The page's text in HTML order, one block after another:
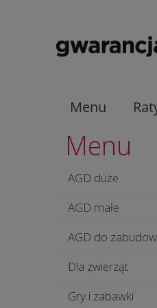
Menu
Menu
AGD duże
AGD małe
AGD do
Dla zwierząt
Gry i zabawki